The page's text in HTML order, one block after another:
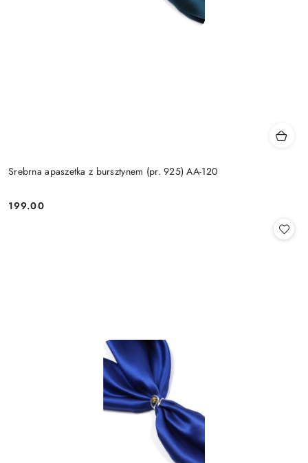
Srebrna apaszetka z bursztynem (pr. 925) AA-120
Cena:
199.00